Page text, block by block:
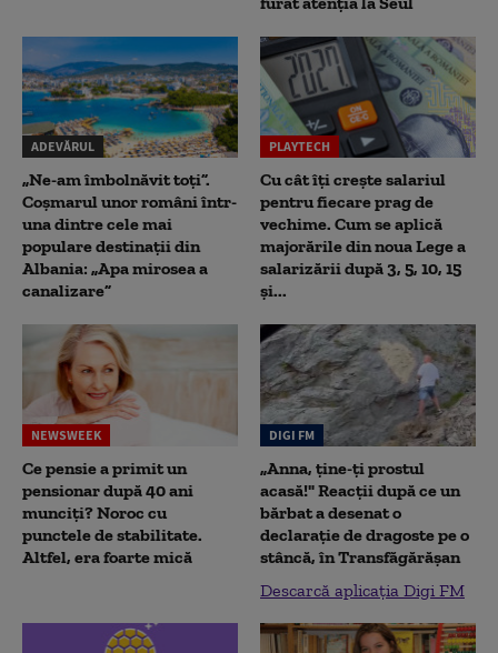
ADEVĂRUL
„Ne-am îmbolnăvit toți”.
Coșmarul unor români într-
una dintre cele mai
populare destinații din
Albania: „Apa mirosea a
canalizare”
PLAYTECH
Cu cât îți crește salariul
pentru fiecare prag de
vechime. Cum se aplică
majorările din noua Lege a
salarizării după 3, 5, 10, 15
și...
NEWSWEEK
Ce pensie a primit un
pensionar după 40 ani
munciți? Noroc cu
punctele de stabilitate.
Altfel, era foarte mică
DIGI FM
„Anna, ţine-ţi prostul
acasă!" Reacţii după ce un
bărbat a desenat o
declaraţie de dragoste pe o
stâncă, în Transfăgărăşan
Descarcă aplicația Digi FM